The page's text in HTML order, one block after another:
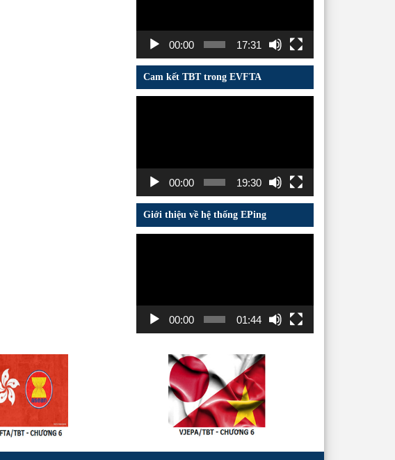
00:00 17:31
Cam kết TBT trong EVFTA
00:00 19:30
Giới thiệu về hệ thống EPing
00:00 01:44